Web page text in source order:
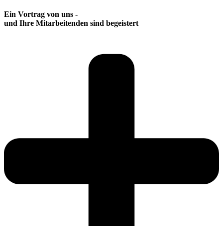
Ein Vortrag von uns -
und Ihre Mitarbeitenden sind begeistert